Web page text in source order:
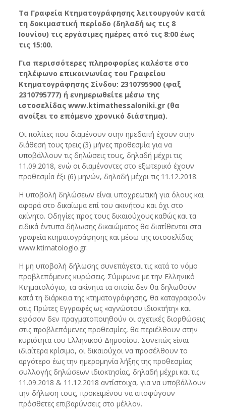
Τα Γραφεία Κτηματογράφησης λειτουργούν κατά
τη δοκιμαστική περίοδο (δηλαδή ως τις 8
Ιουνίου) τις εργάσιμες ημέρες από τις 8:00 έως
τις 15:00.
Για περισσότερες πληροφορίες καλέστε στο
τηλέφωνο επικοινωνίας του Γραφείου
Κτηματογράφησης Σίνδου: 2310795900 (φαξ
2310795777) ή ενημερωθείτε μέσω της
ιστοσελίδας www.ktimathessaloniki.gr (θα
ανοίξει το επόμενο χρονικό διάστημα).
Οι πολίτες που διαμένουν στην ημεδαπή έχουν στην
διάθεσή τους τρεις (3) μήνες προθεσμία για να
υποβάλλουν τις δηλώσεις τους, δηλαδή μέχρι τις
11.09.2018, ενώ οι διαμένοντες στο εξωτερικό έχουν
προθεσμία έξι (6) μηνών, δηλαδή μέχρι τις 11.12.2018.
Η υποβολή δηλώσεων είναι υποχρεωτική για όλους και
αφορά στο δικαίωμα επί του ακινήτου και όχι στο
ακίνητο. Οδηγίες προς τους δικαιούχους καθώς και τα
ειδικά έντυπα δήλωσης δικαιώματος θα διατίθενται στα
γραφεία κτηματογράφησης και μέσω της ιστοσελίδας
www.ktimatologio.gr.
Η μη υποβολή δήλωσης συνεπάγεται τις κατά το νόμο
προβλεπόμενες κυρώσεις. Σύμφωνα με την Ελληνικό
Κτηματολόγιο, τα ακίνητα τα οποία δεν θα δηλωθούν
κατά τη διάρκεια της κτηματογράφησης, θα καταγραφούν
στις Πρώτες Εγγραφές ως «αγνώστου ιδιοκτήτη» και
εφόσον δεν πραγματοποιηθούν οι σχετικές διορθώσεις
στις προβλεπόμενες προθεσμίες, θα περιέλθουν στην
κυριότητα του Ελληνικού Δημοσίου. Συνεπώς είναι
ιδιαίτερα κρίσιμο, οι δικαιούχοι να προσέλθουν το
αργότερο έως την ημερομηνία λήξης της προθεσμίας
συλλογής δηλώσεων ιδιοκτησίας, δηλαδή μέχρι και τις
11.09.2018 & 11.12.2018 αντίστοιχα, για να υποβάλλουν
την δήλωση τους, προκειμένου να αποφύγουν
πρόσθετες επιβαρύνσεις στο μέλλον.